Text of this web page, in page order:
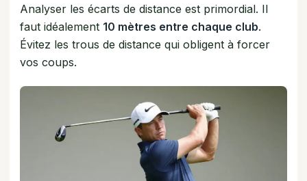
Analyser les écarts de distance est primordial. Il
faut idéalement 10 mètres entre chaque club.
Évitez les trous de distance qui obligent à forcer
vos coups.